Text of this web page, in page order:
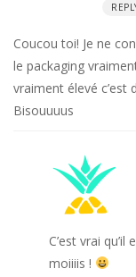
Coucou toi! Je ne
le packaging
vraiment élevé c’est
Bisouuuus
C’est vrai
moiiiis !